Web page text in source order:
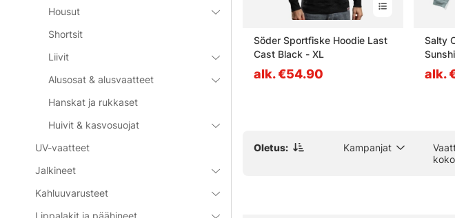
Housut
Shortsit
Liivit
Alusosat & alusvaatteet
Hanskat ja rukkaset
Huivit & kasvosuojat
UV-vaatteet
Jalkineet
Kahluuvarusteet
Lippalakit ja päähineet
alk. €54.90
Söder Sportfiske Hoodie Last
Cast Black - XL
alk. €54.90
Salty
alk.
Oletus: Kampanjat
koko